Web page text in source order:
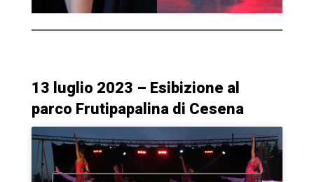
13 luglio 2023 – Esibizione al
parco Frutipapalina di Cesena